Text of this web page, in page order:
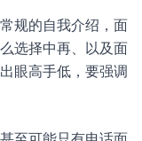
规的自我介绍，面
选择中再、以及面
眼高手低，要强调